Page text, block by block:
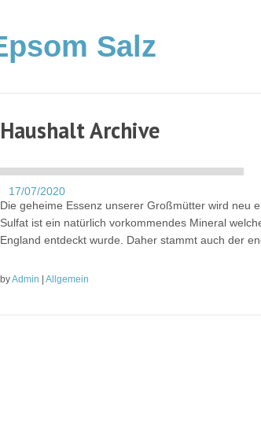
Haushalt Archive
17/07/2020
Die geheime Essenz unserer Großmütter wird neu
Sulfat ist ein natürlich vorkommendes Mineral
England entdeckt wurde. Daher stammt auch der
byAdmin Allgemein